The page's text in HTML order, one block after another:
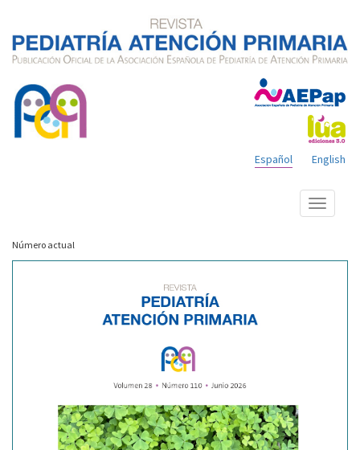
English
Español
Mostrar
menú
Número actual